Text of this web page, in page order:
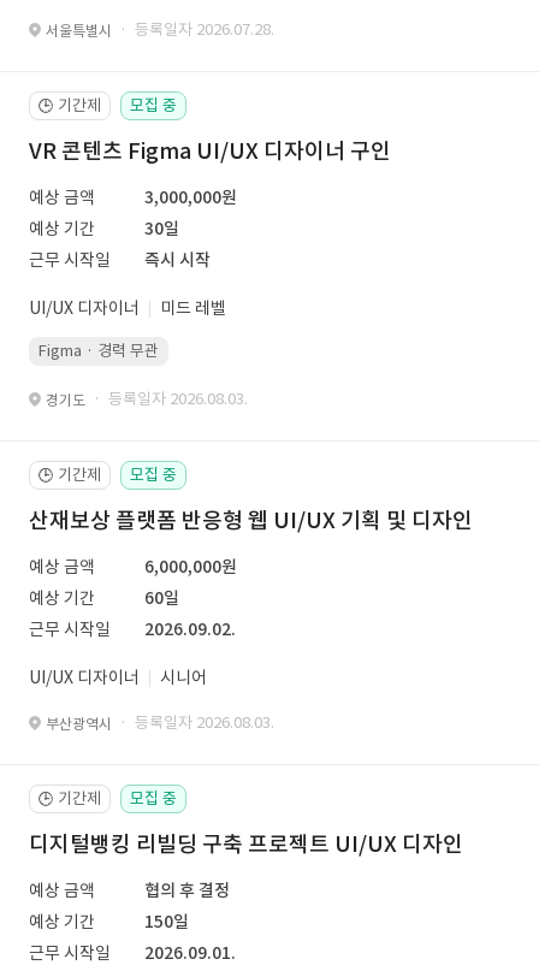
서울특별시 · 등록일자 2026.07.28.
🕒 기간제 모집 중
VR 콘텐츠 Figma UI/UX 디자이너 구인
예상 금액
3,000,000원
예상 기간
30일
근무 시작일
즉시 시작
UI/UX 디자이너 미드 레벨
Figma · 경력 무관
경기도 · 등록일자 2026.08.03.
🕒 기간제 모집 중
산재보상 플랫폼 반응형 웹 UI/UX 기획 및 디자인
예상 금액
6,000,000원
예상 기간
60일
근무 시작일
2026.09.02.
UI/UX 디자이너 시니어
부산광역시 · 등록일자 2026.08.03.
🕒 기간제 모집 중
디지털뱅킹 리빌딩 구축 프로젝트 UI/UX 디자인
예상 금액
협의 후 결정
예상 기간
150일
근무 시작일
2026.09.01.